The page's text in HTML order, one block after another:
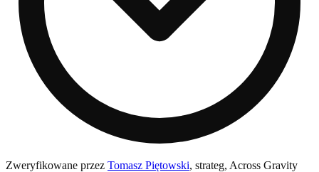
Zweryfikowane przez Tomasz Piętowski, strateg, Across Gravity